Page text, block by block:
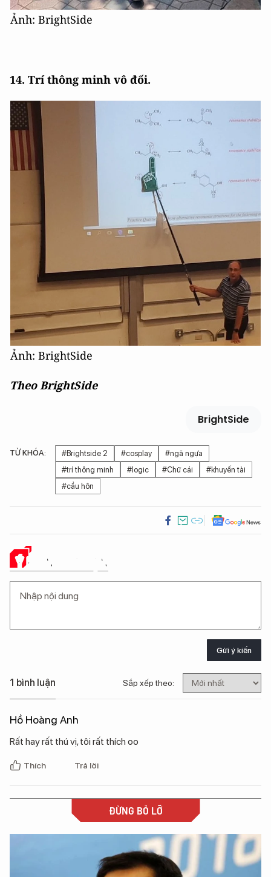
Ảnh: BrightSide
14. Trí thông minh vô đối.
Ảnh: BrightSide
Theo BrightSide
BrightSide
TỪ KHÓA: #Brightside 2 #cosplay
#ngã ngựa
#trí thông minh
#logic #Chữ cái
#khuyến tài
#cầu hôn
Ý KIẾN CỦA BẠN
Gửi ý kiến
1 bình luận Sắp xếp theo:
Hồ Hoàng Anh
Rất hay rất thú vị, tôi rất thích oo
Thích Trả lời
ĐỪNG BỎ LỠ